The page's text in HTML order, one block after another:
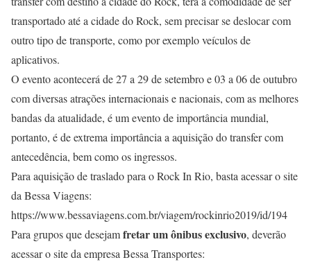
transportado até a cidade do Rock, sem precisar se deslocar com
outro tipo de transporte, como por exemplo veículos de
aplicativos.
O evento acontecerá de 27 a 29 de setembro e 03 a 06 de outubro
com diversas atrações internacionais e nacionais, com as melhores
bandas da atualidade, é um evento de importância mundial,
portanto, é de extrema importância a aquisição do transfer com
antecedência, bem como os ingressos.
Para aquisição de traslado para o Rock In Rio, basta acessar o site
da Bessa Viagens:
https://www.bessaviagens.com.br/viagem/rockinrio2019/id/194
Para grupos que desejamfretar um ônibus exclusivo, deverão
acessar o site da empresa Bessa Transportes: